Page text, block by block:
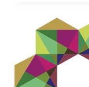
“CEL
MAI
MINUNAT
MI
SE